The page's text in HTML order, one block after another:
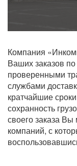
Компания
Ваших заказов
проверенными
службами
кратчайшие
сохранность
своего заказа
компаний, с